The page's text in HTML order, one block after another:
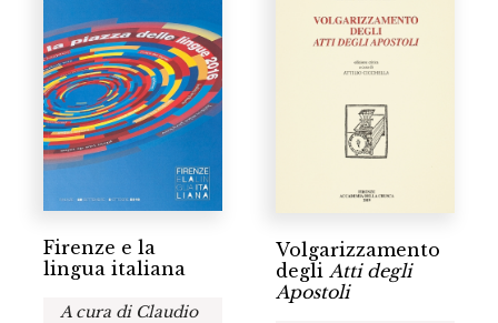
Firenze e la
lingua italiana
A cura di Claudio
Volgarizzamento
degli Atti degli
Apostoli